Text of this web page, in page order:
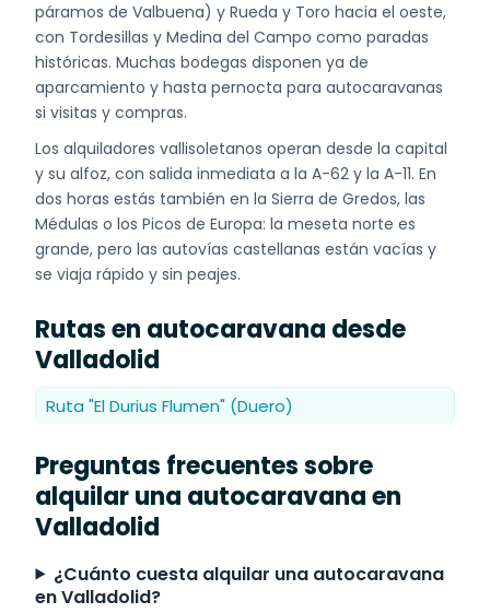
páramos de Valbuena) y Rueda y Toro hacia el oeste,
con Tordesillas y Medina del Campo como paradas
históricas. Muchas bodegas disponen ya de
aparcamiento y hasta pernocta para autocaravanas
si visitas y compras.
Los alquiladores vallisoletanos operan desde la capital
y su alfoz, con salida inmediata a la A-62 y la A-11. En
dos horas estás también en la Sierra de Gredos, las
Médulas o los Picos de Europa: la meseta norte es
grande, pero las autovías castellanas están vacías y
se viaja rápido y sin peajes.
Rutas en autocaravana desde
Valladolid
Ruta "El Durius Flumen" (Duero)
Preguntas frecuentes sobre
alquilar una autocaravana en
Valladolid
¿Cuánto cuesta alquilar una autocaravana
en Valladolid?